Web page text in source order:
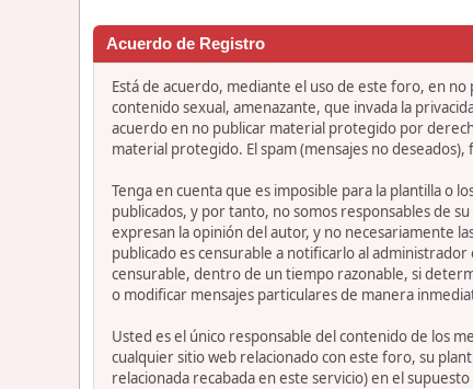
Acuerdo de Registro
Está de acuerdo, mediante el uso de este foro, en
contenido sexual, amenazante, que invada la
acuerdo en no publicar material protegido por
material protegido. El spam (mensajes no
Tenga en cuenta que es imposible para la plantilla o
publicados, y por tanto, no somos responsables de
expresan la opinión del autor, y no necesariamente
publicado es censurable a notificarlo al
censurable, dentro de un tiempo razonable, si
o modificar mensajes particulares de manera
Usted es el único responsable del contenido de los
cualquier sitio web relacionado con este foro, su
relacionada recabada en este servicio) en el